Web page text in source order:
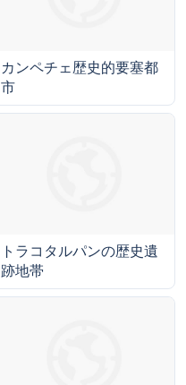
カンペチェ歴史的要塞都
市
トラコタルパンの歴史遺
跡地帯